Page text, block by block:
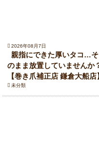
2026年08月7日
親指にできた厚いタコ…そ
のまま放置していませんか
【巻き爪補正店 鎌倉大船店
未分類